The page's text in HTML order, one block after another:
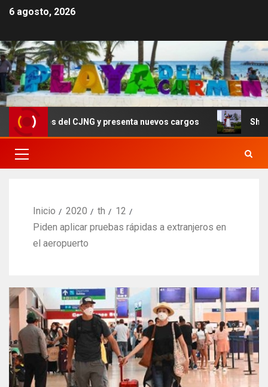
6 agosto, 2026
del CJNG y presenta nuevos cargos Sheinbaum
Inicio 2020 th
12
Piden aplicar pruebas rápidas a extranjeros en
el aeropuerto